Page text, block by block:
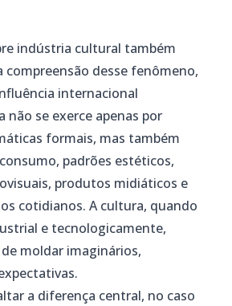
indústria cultural também
compreensão desse fenômeno,
internacional
não se exerce apenas por
formais, mas também
padrões estéticos,
produtos midiáticos e
cotidianos. A cultura, quando
e tecnologicamente,
moldar imaginários,
a diferença central, no caso